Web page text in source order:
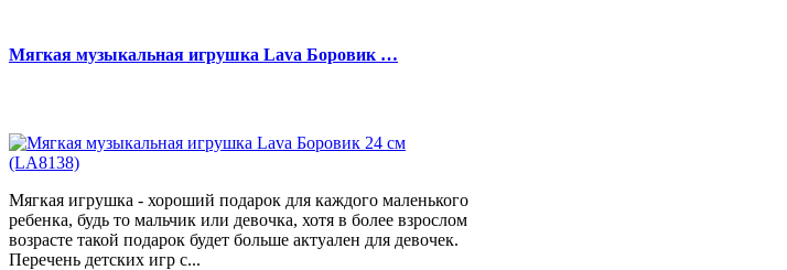
Мягкая музыкальная игрушка Lava Боровик …
Мягкая игрушка - хороший подарок для каждого маленького
ребенка, будь то мальчик или девочка, хотя в более взрослом
возрасте такой подарок будет больше актуален для девочек.
Перечень детских игр с...